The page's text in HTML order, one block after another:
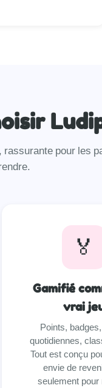
pour les
🏅
Gamifié
vrai
Points,
quotidiennes,
Tout est conçu
envie de
seulement pour